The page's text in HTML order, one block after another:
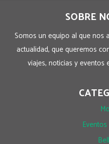
SOBRE
Somos un equipo al que nos
actualidad, que queremos
viajes, noticias y eventos